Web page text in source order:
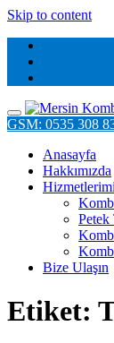
Skip to content
GSM: 0535 308
Anasayfa
Hakkımızda
Petek
Bize Ulaşın
Etiket: